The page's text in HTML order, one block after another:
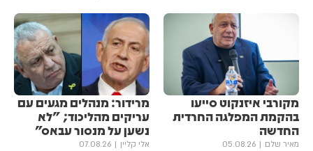
מקורבי איזנקוט סייעו
בהקמת המפלגה החרדית
החדשה
מאיר שלם 05.08.26
מרידור: מנהלים מגעים עם
עריקים מהליכוד; "לא
נשען על מנסור עבאס"
אלי קליין 07.08.26